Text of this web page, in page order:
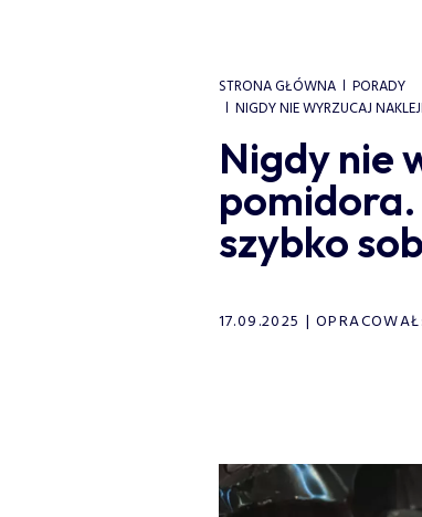
STRONA GŁÓWNA
PORADY
NIGDY NIE WYRZUCAJ
Nigdy nie
szybko
17.09.2025 OPRACOWAŁ: